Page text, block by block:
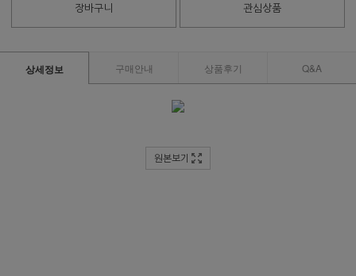
장바구니 관심상품
상세정보 구매안내 상품후기 Q&A
원본보기